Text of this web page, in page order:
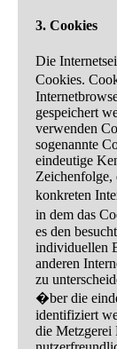
3. Cookies
Die
Cookies.
gespeichert
verwenden
sogenannte
eindeutige
Zeichenfolge,
konkreten
in dem das
es den
individuellen
anderen
zu
�ber die
identifiziert
die Metzgerei